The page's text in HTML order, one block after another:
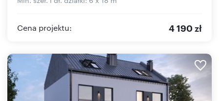
Cena projektu: 4 190 zł